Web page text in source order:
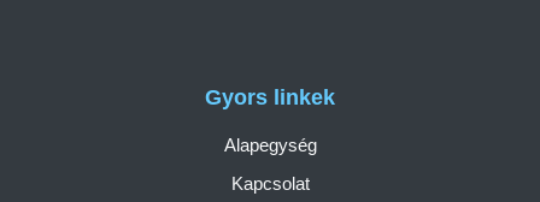
Gyors linkek
Alapegység
Kapcsolat